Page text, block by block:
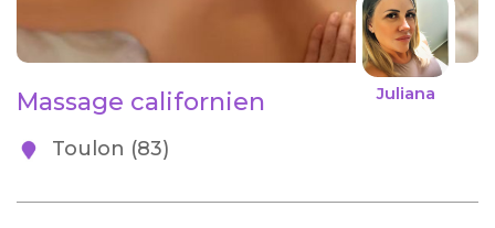
Juliana
Massage californien
Toulon (83)